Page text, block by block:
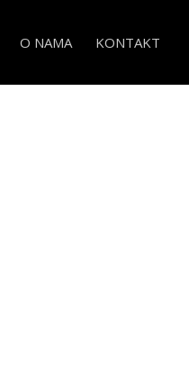
O NAMA KONTAKT